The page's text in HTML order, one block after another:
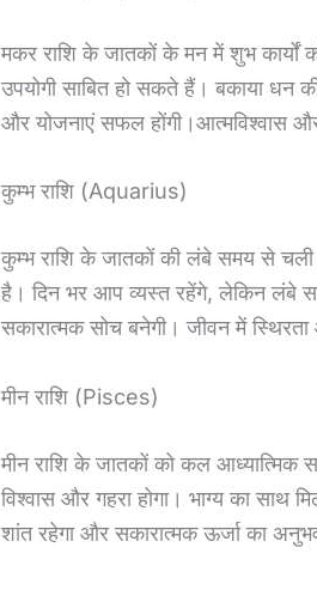
मकर राशि के जातकों के मन में शुभ कार्यों
उपयोगी साबित हो सकते हैं। बकाया धन
और योजनाएं सफल होंगी।आत्मविश्वास और
कुम्भ राशि (Aquarius)
कुम्भ राशि के जातकों की लंबे समय से चली
है। दिन भर आप व्यस्त रहेंगे, लेकिन लंबे
सकारात्मक सोच बनेगी। जीवन में स्थिरता
मीन राशि (Pisces)
मीन राशि के जातकों को कल आध्यात्मिक
विश्वास और गहरा होगा। भाग्य का साथ
शांत रहेगा और सकारात्मक ऊर्जा का